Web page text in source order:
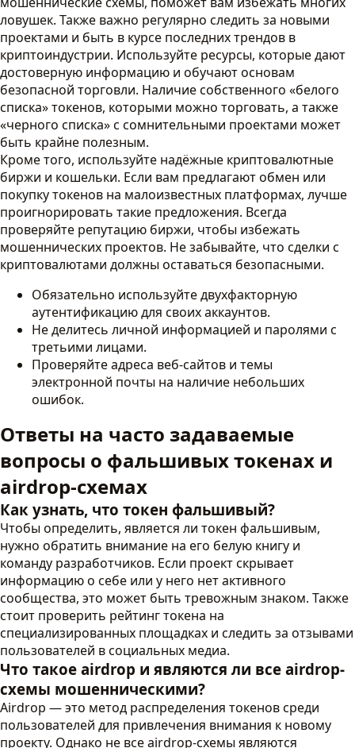
ловушек. Также важно регулярно следить за новыми
проектами и быть в курсе последних трендов в
криптоиндустрии. Используйте ресурсы, которые дают
достоверную информацию и обучают основам
безопасной торговли. Наличие собственного «белого
списка» токенов, которыми можно торговать, а также
«черного списка» с сомнительными проектами может
быть крайне полезным.
Кроме того, используйте надёжные криптовалютные
биржи и кошельки. Если вам предлагают обмен или
покупку токенов на малоизвестных платформах, лучше
проигнорировать такие предложения. Всегда
проверяйте репутацию биржи, чтобы избежать
мошеннических проектов. Не забывайте, что сделки с
криптовалютами должны оставаться безопасными.
Обязательно используйте двухфакторную
аутентификацию для своих аккаунтов.
Не делитесь личной информацией и паролями с
третьими лицами.
Проверяйте адреса веб-сайтов и темы
электронной почты на наличие небольших
ошибок.
Ответы на часто задаваемые
вопросы о фальшивых токенах и
airdrop-схемах
Как узнать, что токен фальшивый?
Чтобы определить, является ли токен фальшивым,
нужно обратить внимание на его белую книгу и
команду разработчиков. Если проект скрывает
информацию о себе или у него нет активного
сообщества, это может быть тревожным знаком. Также
стоит проверить рейтинг токена на
специализированных площадках и следить за отзывами
пользователей в социальных медиа.
Что такое airdrop и являются ли все airdrop-
схемы мошенническими?
Airdrop — это метод распределения токенов среди
пользователей для привлечения внимания к новому
проекту. Однако не все airdrop-схемы являются